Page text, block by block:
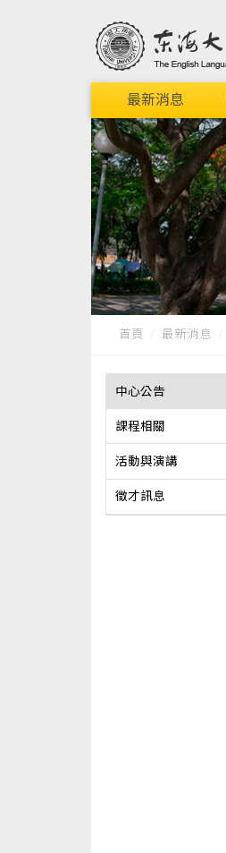
最新消息
首頁 最新消息
中心公告
課程相關
活動與演講
徵才訊息